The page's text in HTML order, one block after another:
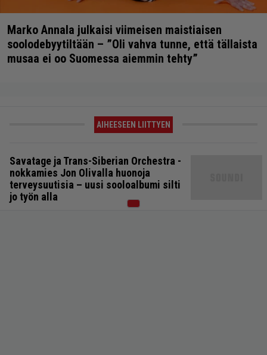
Marko Annala julkaisi viimeisen maistiaisen
soolodebyytiltään – ”Oli vahva tunne, että tällaista
musaa ei oo Suomessa aiemmin tehty”
AIHEESEEN LIITTYEN
Savatage ja Trans-Siberian Orchestra -
nokkamies Jon Olivalla huonoja
terveysuutisia – uusi sooloalbumi silti
jo työn alla